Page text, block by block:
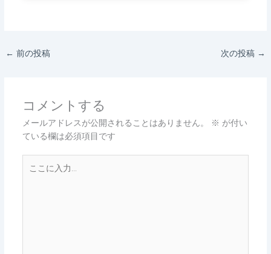
← 前の投稿 次の投稿 →
コメントする
メールアドレスが公開されることはありません。 ※ が付い
ている欄は必須項目です